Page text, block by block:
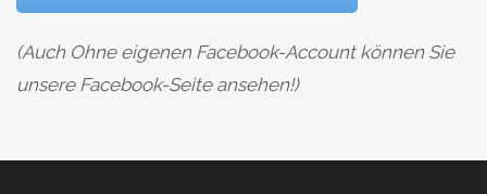
(Auch Ohne eigenen Facebook-Account können Sie
unsere Facebook-Seite ansehen!)